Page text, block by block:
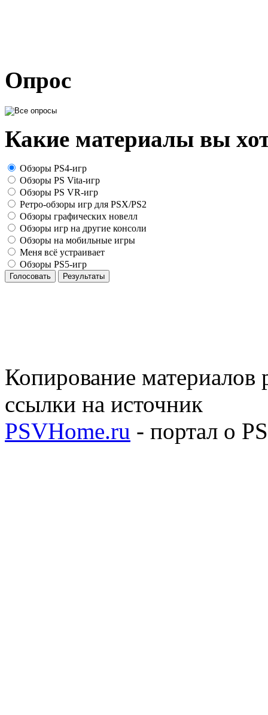
Опрос
Какие материалы вы
Обзоры PS4-игр
Обзоры PS Vita-игр
Обзоры PS VR-игр
Ретро-обзоры игр для PSX/PS2
Обзоры графических новелл
Обзоры игр на другие консоли
Обзоры на мобильные игры
Меня всё устраивает
Обзоры PS5-игр
Голосовать Результаты
Копирование материалов
ссылки на источник
PSVHome.ru - портал о